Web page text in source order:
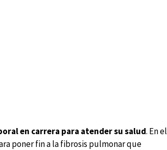
en carrera para atender su salud. En el
poner fin a la fibrosis pulmonar que